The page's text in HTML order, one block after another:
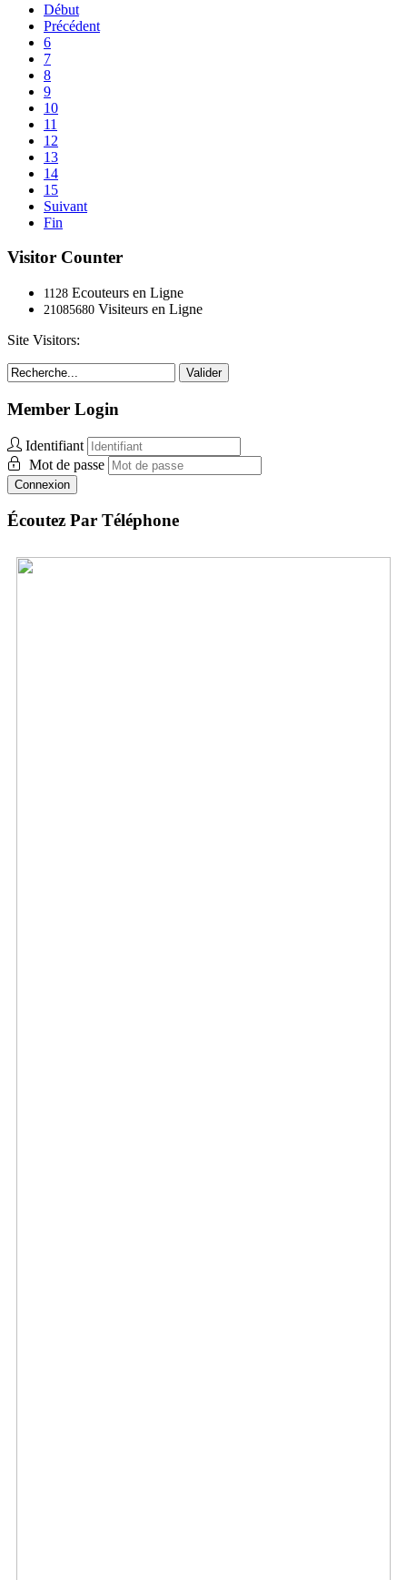
Début
Précédent
6
7
8
9
10
11
12
13
14
15
Suivant
Fin
Visitor Counter
1128 Ecouteurs en Ligne
21085680 Visiteurs en Ligne
Site Visitors:
Valider
Member Login
Identifiant
Mot de passe
Connexion
Écoutez Par Téléphone